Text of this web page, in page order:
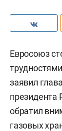
Евросоюз
заявил
президента
обратил
газовых